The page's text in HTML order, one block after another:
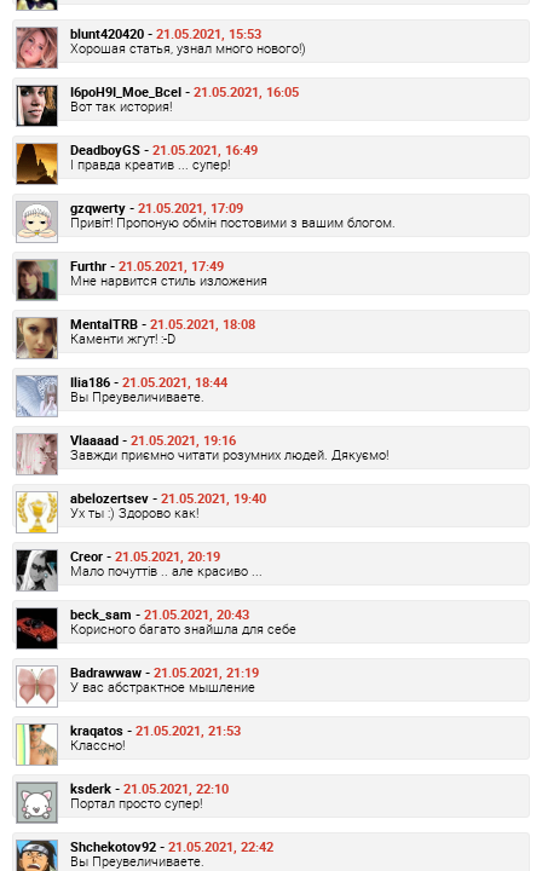
blunt420420 - 21.05.2021, 15:53
Хорошая статья, узнал много нового!)
I6poH9I_Moe_BceI - 21.05.2021, 16:05
Вот так история!
DeadboyGS - 21.05.2021, 16:49
І правда креатив ... супер!
gzqwerty - 21.05.2021, 17:09
Привіт! Пропоную обмін постовими з вашим блогом.
Furthr - 21.05.2021, 17:49
Мне нарвится стиль изложения
MentalTRB - 21.05.2021, 18:08
Каменти жгут! :-D
Ilia186 - 21.05.2021, 18:44
Вы Преувеличиваете.
Vlaaaad - 21.05.2021, 19:16
Завжди приємно читати розумних людей. Дякуємо!
abelozertsev - 21.05.2021, 19:40
Ух ты :) Здорово как!
Creor - 21.05.2021, 20:19
Мало почуттів .. але красиво ...
beck_sam - 21.05.2021, 20:43
Корисного багато знайшла для себе
Badrawwaw - 21.05.2021, 21:19
У вас абстрактное мышление
kraqatos - 21.05.2021, 21:53
Классно!
ksderk - 21.05.2021, 22:10
Портал просто супер!
Shchekotov92 - 21.05.2021, 22:42
Вы Преувеличиваете.